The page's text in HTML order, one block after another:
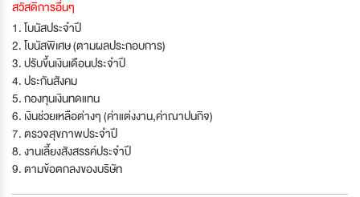
สวัสดิการอื่นๆ
1. โบนัสประจำปี
2. โบนัสพิเศษ (ตามผลประกอบการ)
3. ปรับขึ้นเงินเดือนประจำปี
4. ประกันสังคม
5. กองทุนเงินทดแทน
6. เงินช่วยเหลือต่างๆ (ค่าแต่งงาน,ค่าณาปนกิจ)
7. ตรวจสุขภาพประจำปี
8. งานเลี้ยงสังสรรค์ประจำปี
9. ตามข้อตกลงของบริษัท